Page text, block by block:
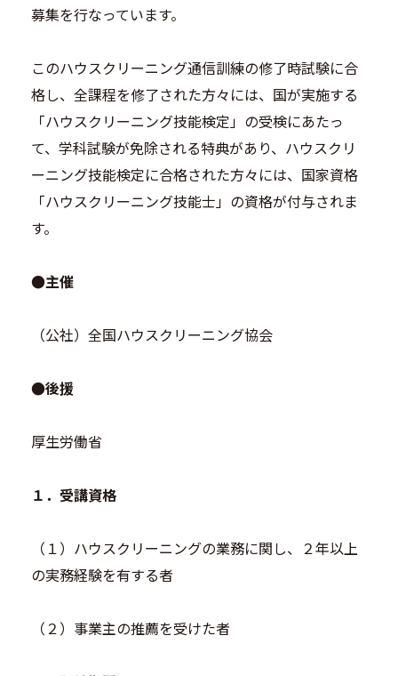
募集を行なっています。
このハウスクリーニング通信訓練の修了時試験に合
格し、全課程を修了された方々には、国が実施する
「ハウスクリーニング技能検定」の受検にあたっ
て、学科試験が免除される特典があり、ハウスクリ
ーニング技能検定に合格された方々には、国家資格
「ハウスクリーニング技能士」の資格が付与されま
す。
●主催
（公社）全国ハウスクリーニング協会
●後援
厚生労働省
１．受講資格
（１）ハウスクリーニングの業務に関し、２年以上
の実務経験を有する者
（２）事業主の推薦を受けた者